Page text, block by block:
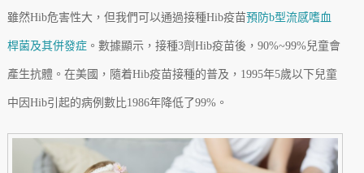
雖然Hib危害性大，但我們可以通過接種Hib疫苗預防b型流感嗜血
桿菌及其併發症。數據顯示，接種3劑Hib疫苗後，90%~99%兒童會
產生抗體。在美國，隨着Hib疫苗接種的普及，1995年5歲以下兒童
中因Hib引起的病例數比1986年降低了99%。